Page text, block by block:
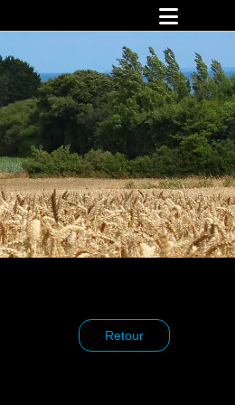
Falaises d’Armor
Retour